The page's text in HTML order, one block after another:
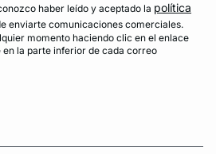
haber leído y aceptado la política
enviarte comunicaciones comerciales.
momento haciendo clic en el enlace
la parte inferior de cada correo